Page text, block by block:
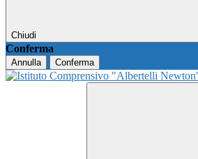
Chiudi
Conferma
Annulla Conferma